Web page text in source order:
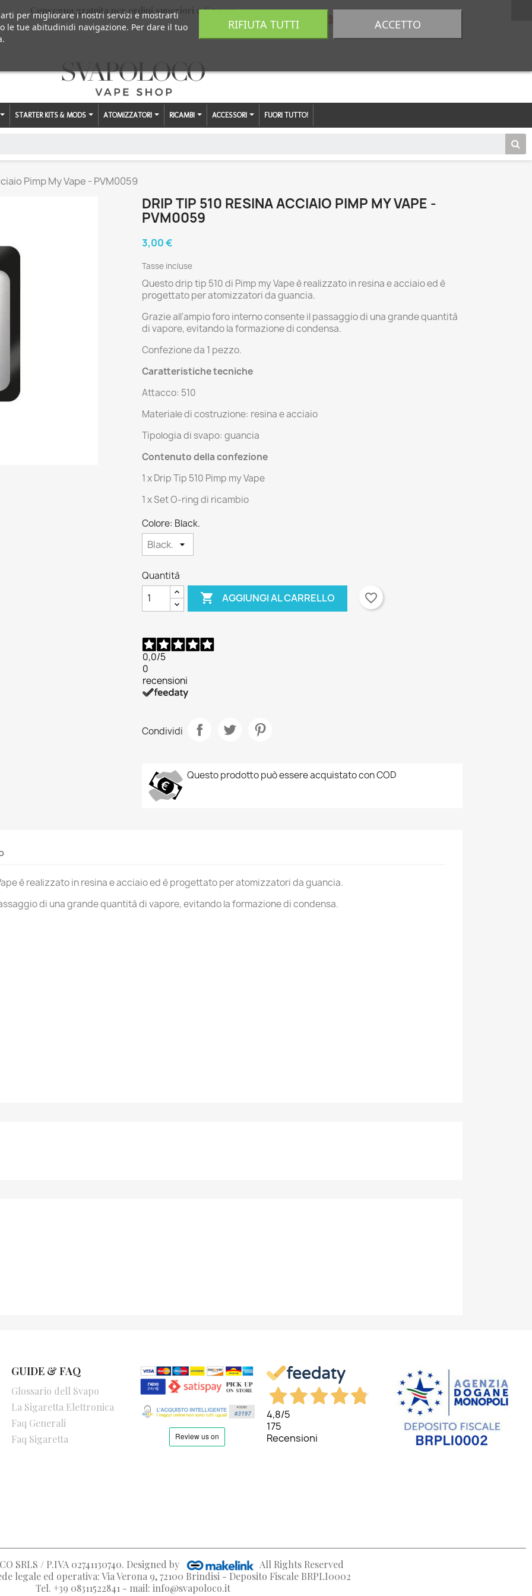
×
×
Consegna gratuita per ordini superiori a € 59,00
0,00 €
STARTER KITS & MODS ATOMIZZATORI RICAMBI ACCESSORI FUORI TUTTO!
Pimp My Vape - PVM0059
DRIP TIP 510 RESINA ACCIAIO PIMP MY VAPE -
PVM0059
3,00 €
Tasse incluse
Questo drip tip 510 di Pimp my Vape è realizzato in resina e acciaio ed è
progettato per atomizzatori da guancia.
Grazie all'ampio foro interno consente il passaggio di una grande quantità
di vapore, evitando la formazione di condensa.
Confezione da 1 pezzo.
Caratteristiche tecniche
Attacco: 510
Materiale di costruzione: resina e acciaio
Tipologia di svapo: guancia
Contenuto della confezione
1 x Drip Tip 510 Pimp my Vape
1 x Set O-ring di ricambio
Colore: Black.
Quantità
 AGGIUNGI AL CARRELLO favorite_border
0,0/5
0
recensioni
Condividi
Questo prodotto può essere acquistato con COD
è realizzato in resina e acciaio ed è progettato per atomizzatori da guancia.
di una grande quantità di vapore, evitando la formazione di condensa.
GUIDE & FAQ
Glossario dell Svapo
La Sigaretta Elettronica
Faq Generali
Faq Sigaretta
4,8/5
175
Recensioni
SRLS / P.IVA 02741130740. Designed by
All Rights Reserved
legale ed operativa: Via Verona 9, 72100 Brindisi - Deposito Fiscale BRPLI0002
Tel. +39 08311522841 - mail: info@svapoloco.it
per migliorare i nostri servizi e mostrarti
le tue abitudinidi navigazione. Per dare il tuo
RIFIUTA TUTTI ACCETTO